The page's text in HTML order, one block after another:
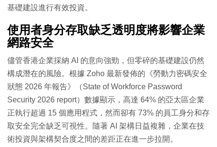
基礎建設進行有效投資。
使用者身分存取缺乏透明度將影響企業
網路安全
儘管香港企業採納 AI 的意向強勁，但零碎的基礎建設仍然
構成潛在的風險。根據 Zoho 最新發佈的《勞動力密碼安全
狀態 2026 年報告》（State of Workforce Password
Security 2026 report）數據顯示，高達 64% 的亞太區企業
正執行超過 15 個應用程式，然而卻有 73% 的員工身分和存
取安全完全缺乏可視性。隨著 AI 架構日益複雜，企業在技
術投資與架構契合度之間的差距正在進一步拉開。